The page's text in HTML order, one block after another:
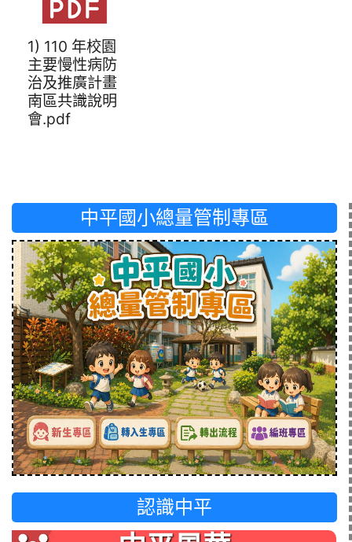
1) 110 年校園
主要慢性病防
治及推廣計畫
南區共識說明
會.pdf
中平國小總量管制專區
認識中平